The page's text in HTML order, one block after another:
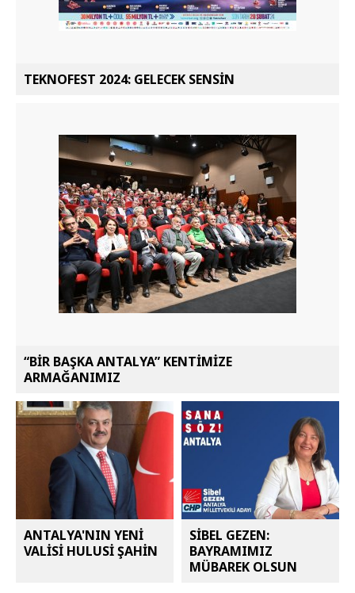
TEKNOFEST 2024: GELECEK SENSİN
“BİR BAŞKA ANTALYA” KENTİMİZE
ARMAĞANIMIZ
ANTALYA'NIN YENİ
VALİSİ HULUSİ ŞAHİN
SİBEL GEZEN:
BAYRAMIMIZ
MÜBAREK OLSUN